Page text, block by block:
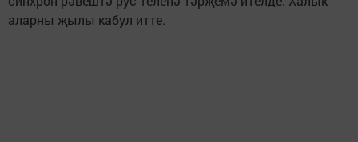
аларны җылы кабул итте.